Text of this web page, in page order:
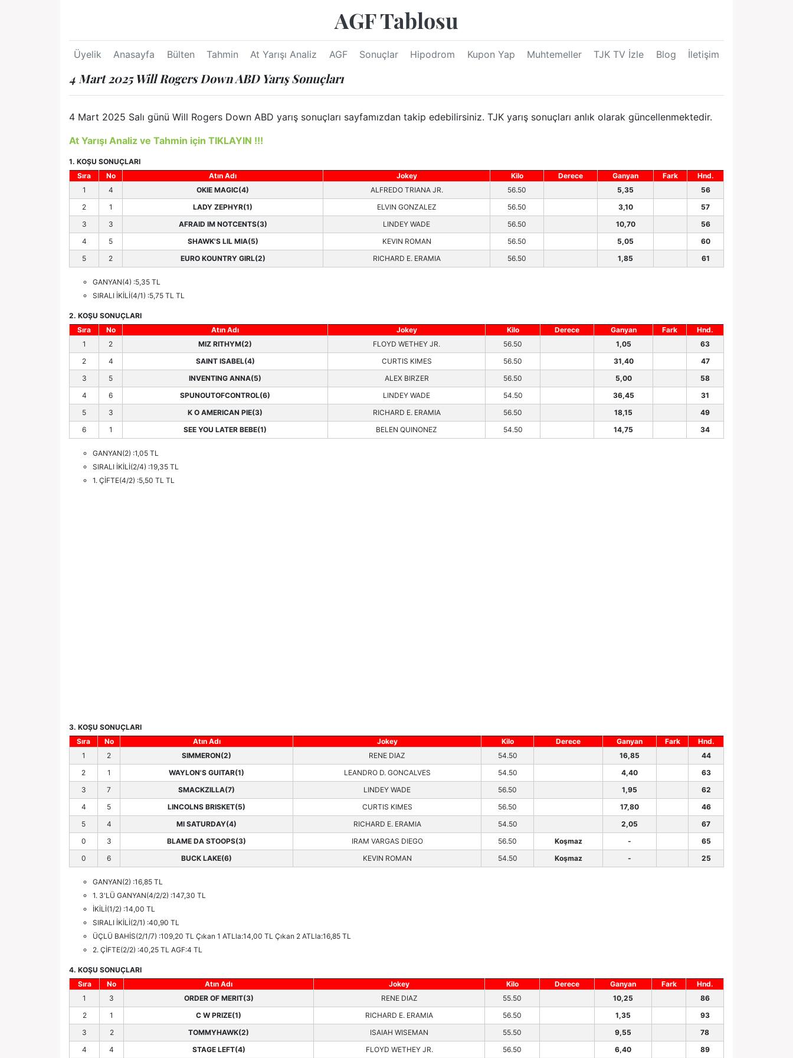
AGF Tablosu
Üyelik Anasayfa Bülten Tahmin At Yarışı Analiz AGF Sonuçlar Hipodrom Kupon Yap Muhtemeller TJK TV İzle Blog İletişim
4 Mart 2025 Will Rogers Down ABD Yarış Sonuçları
4 Mart 2025 Salı günü Will Rogers Down ABD yarış sonuçları sayfamızdan takip edebilirsiniz. TJK yarış sonuçları anlık olarak güncellenmektedir.
At Yarışı Analiz ve Tahmin için TIKLAYIN !!!
1. KOŞU SONUÇLARI
Sıra
No Atın Adı Jokey Kilo Derece Ganyan Fark
Hnd.
1
4 OKIE MAGIC(4) ALFREDO TRIANA JR. 56.50 5,35
56
2
1 LADY ZEPHYR(1) ELVIN GONZALEZ 56.50 3,10
57
3
3 AFRAID IM NOTCENTS(3) LINDEY WADE 56.50 10,70
56
4
5 SHAWK'S LIL MIA(5) KEVIN ROMAN 56.50 5,05
60
5
2 EURO KOUNTRY GIRL(2) RICHARD E. ERAMIA 56.50 1,85 61
GANYAN(4) :5,35 TL
SIRALI İKİLİ(4/1) :5,75 TL TL
2. KOŞU SONUÇLARI
Sıra
No Atın Adı Jokey Kilo Derece Ganyan Fark
Hnd.
1
2 MIZ RITHYM(2) FLOYD WETHEY JR. 56.50 1,05
63
2
4 SAINT ISABEL(4) CURTIS KIMES 56.50 31,40
47
3
5 INVENTING ANNA(5) ALEX BIRZER 56.50 5,00
58
4
6 SPUNOUTOFCONTROL(6) LINDEY WADE 54.50 36,45
31
5
3 K O AMERICAN PIE(3) RICHARD E. ERAMIA 56.50 18,15
49
6
1 SEE YOU LATER BEBE(1) BELEN QUINONEZ 54.50 14,75 34
GANYAN(2) :1,05 TL
SIRALI İKİLİ(2/4) :19,35 TL
1. ÇİFTE(4/2) :5,50 TL TL
3. KOŞU SONUÇLARI
Sıra
No Atın Adı Jokey Kilo Derece Ganyan Fark
Hnd.
1
2 SIMMERON(2) RENE DIAZ 54.50 16,85
44
2
1 WAYLON'S GUITAR(1) LEANDRO D. GONCALVES 54.50 4,40
63
3
7 SMACKZILLA(7) LINDEY WADE 56.50 1,95
62
4
5 LINCOLNS BRISKET(5) CURTIS KIMES 56.50 17,80
46
5
4 MI SATURDAY(4) RICHARD E. ERAMIA 54.50 2,05
67
0
3 BLAME DA STOOPS(3) IRAM VARGAS DIEGO 56.50 Koşmaz -
65
0
6 BUCK LAKE(6) KEVIN ROMAN 54.50 Koşmaz - 25
GANYAN(2) :16,85 TL
1. 3'LÜ GANYAN(4/2/2) :147,30 TL
İKİLİ(1/2) :14,00 TL
SIRALI İKİLİ(2/1) :40,90 TL
ÜÇLÜ BAHİS(2/1/7) :109,20 TL Çıkan 1 ATLla:14,00 TL Çıkan 2 ATLla:16,85 TL
2. ÇİFTE(2/2) :40,25 TL AGF:4 TL
4. KOŞU SONUÇLARI
Sıra
No Atın Adı Jokey Kilo Derece Ganyan Fark
Hnd.
1
3 ORDER OF MERIT(3) RENE DIAZ 55.50 10,25
86
2
1 C W PRIZE(1) RICHARD E. ERAMIA 56.50 1,35
93
3
2 TOMMYHAWK(2) ISAIAH WISEMAN 55.50 9,55
78
4
4 STAGE LEFT(4) FLOYD WETHEY JR. 56.50 6,40
89